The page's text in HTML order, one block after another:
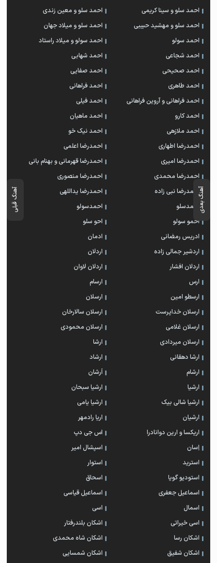
آهنگ بعدی آهنگ قبلی
احمد سلو و سینا کریمی
احمد سلو و معین زندی
احمد سلو و مهشید حبیبی
احمد سلو و میلاد جهان
احمد سولو
احمد سولو و میلاد راستاد
احمد شجاعی
احمد شهابی
احمد صحیحی
احمد صفایی
احمد طاهری
احمد فراهانی
احمد فراهانی و آروین فراهانی
احمد فیلی
احمد کارو
احمد ماهیان
احمد ملازهی
احمد نیک خو
احمدرضا اطهاری
احمدرضا اعلمی
احمدرضا امیری
احمدرضا قهرمانی و بهنام بانی
احمدرضا محمدی
احمدرضا منصوری
احمدرضا نبی زاده
احمدرضا یداللهی
احمدسلو
احمدسولو
احمو سولو
احو سلو
ادریس رمضانی
ادمان
اردشیر جمالی زاده
اردلان
اردلان افشار
اردلان لاوان
ارس
ارسام
ارسطو امین
ارسلان
ارسلان خداپرست
ارسلان سالارخان
ارسلان غلامی
ارسلان محمودی
ارسلان میردادی
ارشا
ارشا دهقانی
ارشاد
ارشام
اَرشان
ارشیا
ارشیا سبحان
ارشیا شالی بیک
ارشیا یامی
ارشیان
اریا رادمهر
اریکسا و ارین دوانادرا
اس جی دپ
اِسان
اسپشال امیر
استرید
استوار
استودیو گویا
اسحاق
اسماعیل جعفری
اسماعیل قیاسی
اسمال
اسی
اسی خیراتی
اشکان بلندرفتار
اشکان رسا
اشکان شاه محمدی
اشکان شفیق
اشکان شمسایی